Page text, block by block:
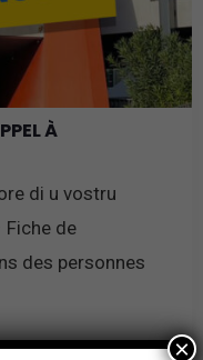
À
di u vostru
Fiche de
des personnes
×